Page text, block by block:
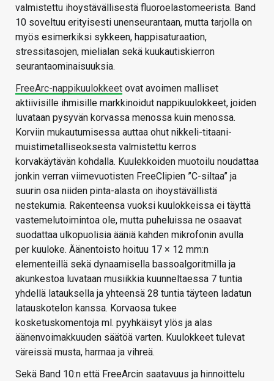
valmistettu ihoystävällisestä fluoroelastomeerista. Band
10 soveltuu erityisesti unenseurantaan, mutta tarjolla on
myös esimerkiksi sykkeen, happisaturaation,
stressitasojen, mielialan sekä kuukautiskierron
seurantaominaisuuksia.
FreeArc-nappikuulokkeet ovat avoimen malliset
aktiivisille ihmisille markkinoidut nappikuulokkeet, joiden
luvataan pysyvän korvassa menossa kuin menossa.
Korviin mukautumisessa auttaa ohut nikkeli-titaani-
muistimetalliseoksesta valmistettu kerros
korvakäytävän kohdalla. Kuulekkoiden muotoilu noudattaa
jonkin verran viimevuotisten FreeClipien ”C-siltaa” ja
suurin osa niiden pinta-alasta on ihoystävällistä
nestekumia. Rakenteensa vuoksi kuulokkeissa ei täyttä
vastemelutoimintoa ole, mutta puheluissa ne osaavat
suodattaa ulkopuolisia ääniä kahden mikrofonin avulla
per kuuloke. Äänentoisto hoituu 17 × 12 mm:n
elementeillä sekä dynaamisella bassoalgoritmilla ja
akunkestoa luvataan musiikkia kuunneltaessa 7 tuntia
yhdellä latauksella ja yhteensä 28 tuntia täyteen ladatun
latauskotelon kanssa. Korvaosa tukee
kosketuskomentoja ml. pyyhkäisyt ylös ja alas
äänenvoimakkuuden säätöä varten. Kuulokkeet tulevat
väreissä musta, harmaa ja vihreä.
Sekä Band 10:n että FreeArcin saatavuus ja hinnoittelu